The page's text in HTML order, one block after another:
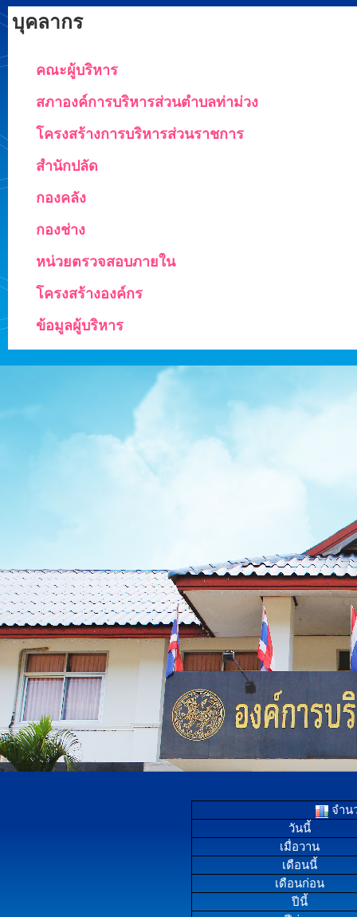
บุคลากร
คณะผู้บริหาร
สภาองค์การบริหารส่วนตำบลท่าม่วง
โครงสร้างการบริหารส่วนราชการ
สำนักปลัด
กองคลัง
กองช่าง
หน่วยตรวจสอบภายใน
โครงสร้างองค์กร
ข้อมูลผู้บริหาร
จำน
วันนี้
เมื่อวาน
เดือนนี้
เดือนก่อน
ปีนี้